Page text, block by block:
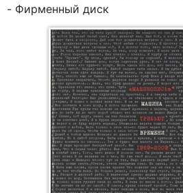
- Фирменный диск